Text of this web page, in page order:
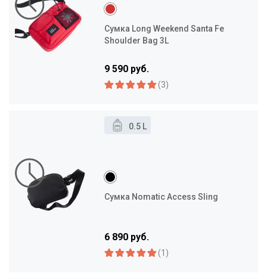
Сумка Long Weekend Santa Fe
Shoulder Bag 3L
9 590 руб.
(3)
0.5 L
Сумка Nomatic Access Sling
6 890 руб.
(1)